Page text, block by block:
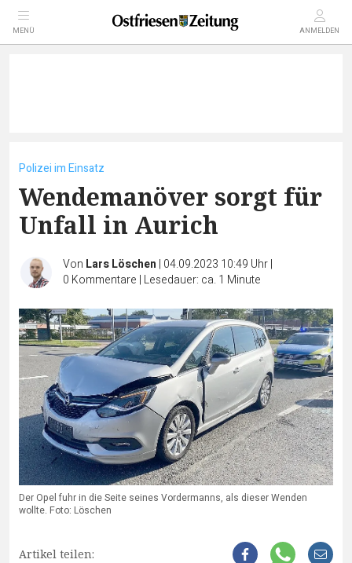
MENÜ ANMELDEN
Polizei im Einsatz
Wendemanöver sorgt für
Unfall in Aurich
Von Lars Löschen | 04.09.2023 10:49 Uhr|
0 Kommentare | Lesedauer: ca. 1 Minute
Der Opel fuhr in die Seite seines Vordermanns, als dieser Wenden
wollte. Foto: Löschen
Artikel teilen: